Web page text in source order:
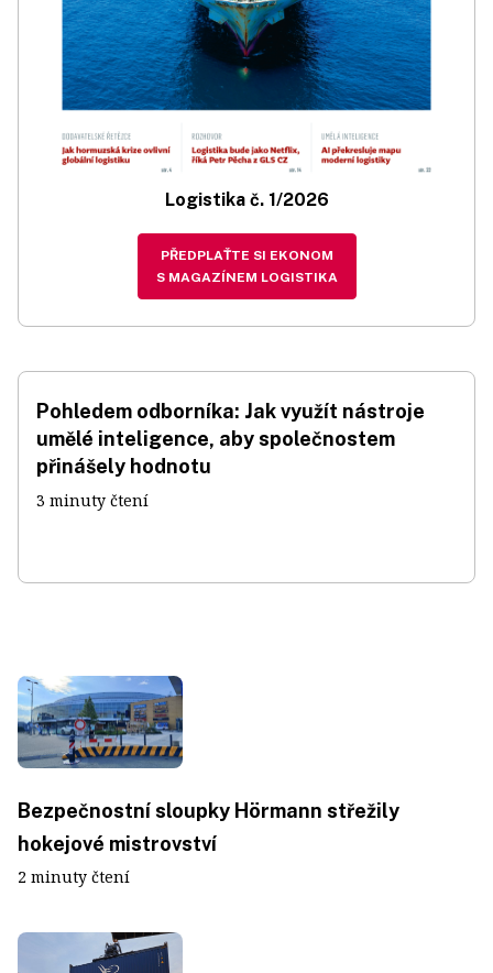
Logistika č. 1/2026
PŘEDPLAŤTE SI EKONOM
S MAGAZÍNEM LOGISTIKA
Pohledem odborníka: Jak využít nástroje
umělé inteligence, aby společnostem
přinášely hodnotu
3 minuty čtení
Bezpečnostní sloupky Hörmann střežily
hokejové mistrovství
2 minuty čtení